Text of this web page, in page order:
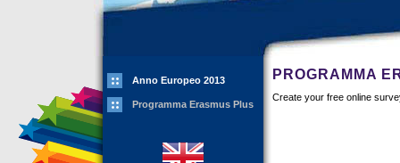
Anno Europeo 2013
Programma Erasmus Plus
PROGRAMMA
Create your free online